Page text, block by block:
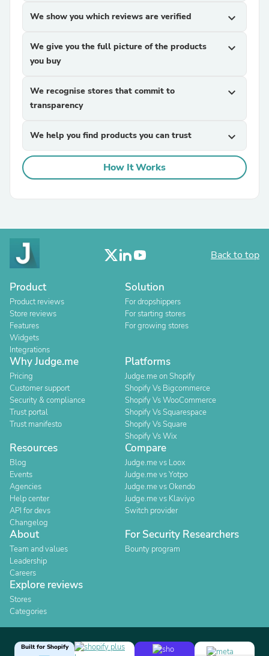
We show you which reviews are verified expand_more
We give you the full picture of the products
you buy
expand_more
We recognise stores that commit to
transparency
expand_more
We help you find products you can trust expand_more
How It Works
Back to top
Product
Product reviews
Store reviews
Features
Widgets
Integrations
Solution
For dropshippers
For starting stores
For growing stores
Why Judge.me
Pricing
Customer support
Security & compliance
Trust portal
Trust manifesto
Platforms
Judge.me on Shopify
Shopify Vs Bigcommerce
Shopify Vs WooCommerce
Shopify Vs Squarespace
Shopify Vs Square
Shopify Vs Wix
Resources
Blog
Events
Agencies
Help center
API for devs
Changelog
Compare
Judge.me vs Loox
Judge.me vs Yotpo
Judge.me vs Okendo
Judge.me vs Klaviyo
Switch provider
About
Team and values
Leadership
Careers
For Security Researchers
Bounty program
Explore reviews
Stores
Categories
Built for Shopify